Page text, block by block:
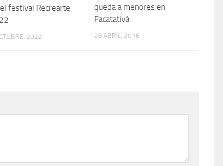
festival Recrearte
2022
queda a menores en
Facatativá
26 ABRIL, 2016